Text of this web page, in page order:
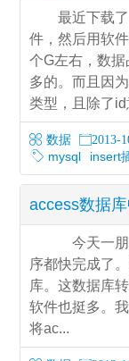
最近下载
件，然后用软
个G左右，数
多的。而且因
类型，且除了
数据 2013-
mysql
insert
access数据
今天一朋
序都快完成了
库。这数据库
软件也挺多。
将ac...